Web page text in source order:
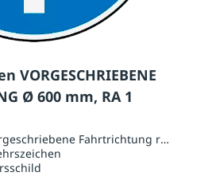
VORGESCHRIEBENE
Ø 600 mm, RA 1
Fahrtrichtung rechts